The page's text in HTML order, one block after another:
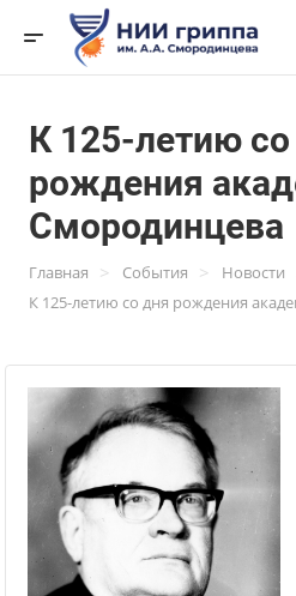
К 125-летию
рождения
Смородинцева
Главная > События > Новости
К 125-летию со дня рождения